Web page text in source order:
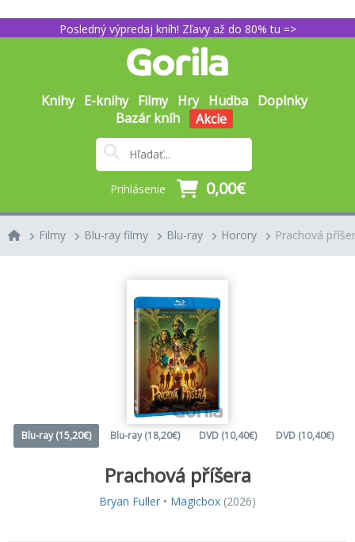
Posledný výpredaj kníh! Zľavy až do 80% tu =>
Knihy E-knihy Filmy Hry Hudba Doplnky
Bazár kníh
Akcie
Prihlásenie 0,00€
Filmy Blu-ray filmy Blu-ray Horory Prachová
Blu-ray (15,20€) Blu-ray (18,20€) DVD (10,40€) DVD (10,40€)
Prachová příšera
Bryan Fuller • Magicbox (2026)